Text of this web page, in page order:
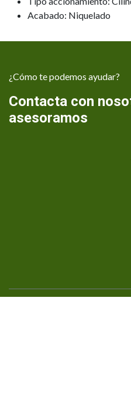
Acabado: Niquelado
¿Cómo te podemos ayudar?
Contacta con
asesoramos